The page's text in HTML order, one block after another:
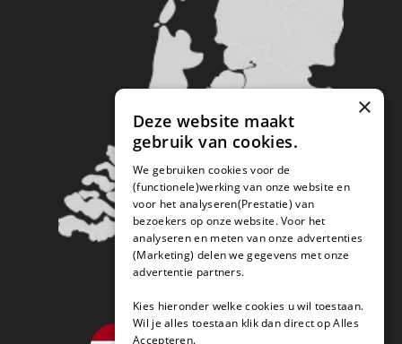
×
Deze website maakt
gebruik van cookies.
We gebruiken cookies voor de
(functionele)werking van onze website en
voor het analyseren(Prestatie) van
bezoekers op onze website. Voor het
analyseren en meten van onze advertenties
(Marketing) delen we gegevens met onze
advertentie partners.
Kies hieronder welke cookies u wil toestaan.
Wil je alles toestaan klik dan direct op Alles
Accepteren.